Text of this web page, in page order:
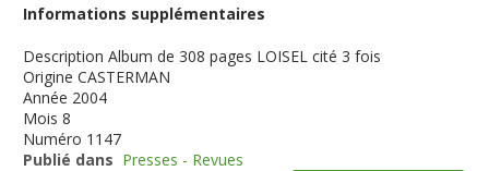
Informations supplémentaires
Description Album de 308 pages LOISEL cité 3 fois
Origine CASTERMAN
Année 2004
Mois 8
Numéro 1147
Publié dans Presses - Revues